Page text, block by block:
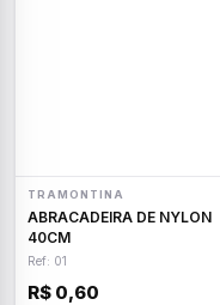
TRAMONTINA
ABRACADEIRA DE NYLON
40CM
Ref: 01
R$ 0,60